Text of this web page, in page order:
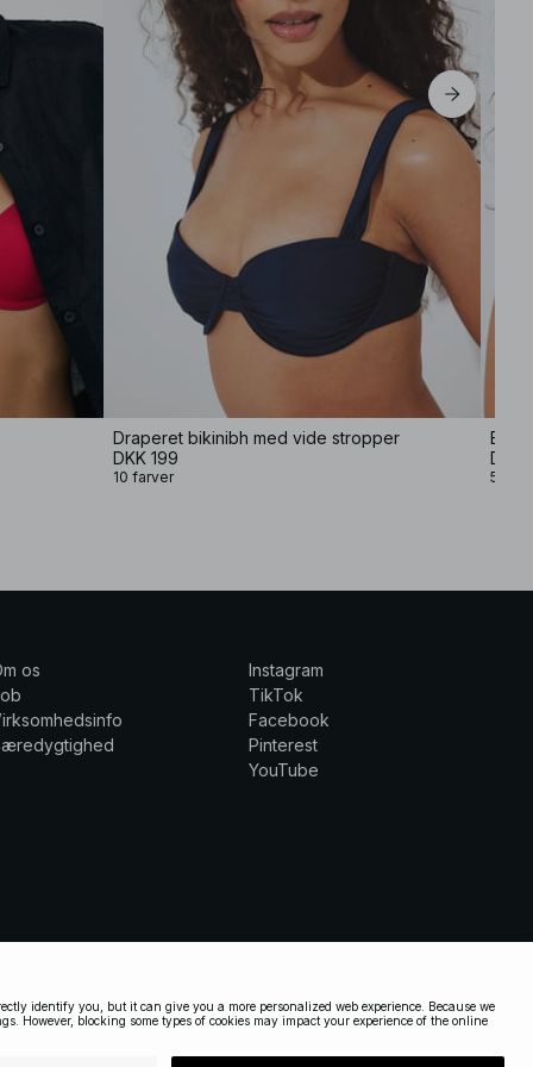
Draperet bikinibh med vide stropper
DKK 199
10 farver
DKK
5
os
Instagram
TikTok
Facebook
Pinterest
YouTube